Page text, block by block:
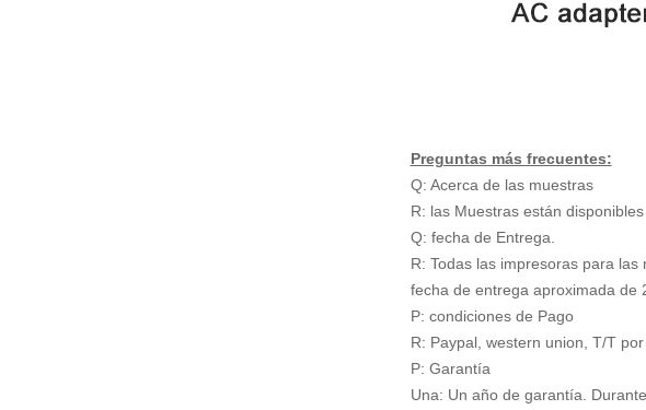
Preguntas más frecuentes:
Q: Acerca de las muestras
R: las Muestras están
Q: fecha de Entrega.
R: Todas las impresoras para
fecha de entrega aproximada de
P: condiciones de Pago
R: Paypal, western union, T/T
P: Garantía
Una: Un año de garantía.